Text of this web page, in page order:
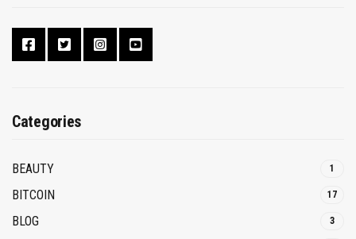
Categories
BEAUTY 1
BITCOIN 17
BLOG 3